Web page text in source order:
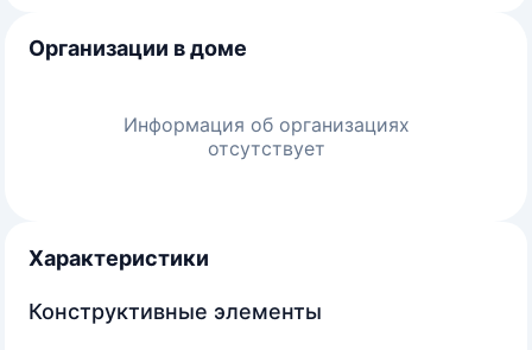
Организации в доме
Информация об организациях
отсутствует
Характеристики
Конструктивные элементы